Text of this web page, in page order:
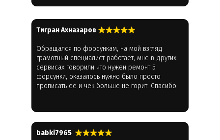
Тигран Ахназаров
Обращался по форсункам, на мой взгляд
грамотный специалист работает, мне в других
сервисах говорили что нужен ремонт 5
форсунки, оказалось нужно было просто
прописать ее и чек больше не горит. Спасибо
babki7965